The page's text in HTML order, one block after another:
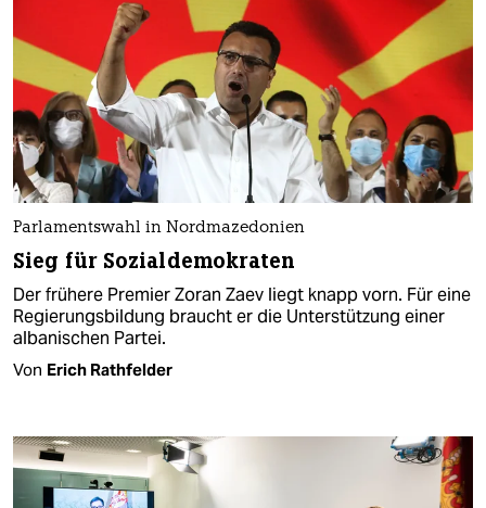
Parlamentswahl in Nordmazedonien
Sieg für Sozialdemokraten
Der frühere Premier Zoran Zaev liegt knapp vorn. Für eine
Regierungsbildung braucht er die Unterstützung einer
albanischen Partei.
Von Erich Rathfelder